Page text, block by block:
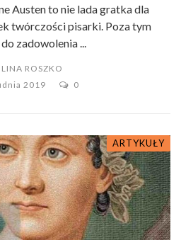
Austen to nie lada gratka dla
twórczości pisarki. Poza tym
zadowolenia ...
ROSZKO
2019
0
ARTYKUŁY